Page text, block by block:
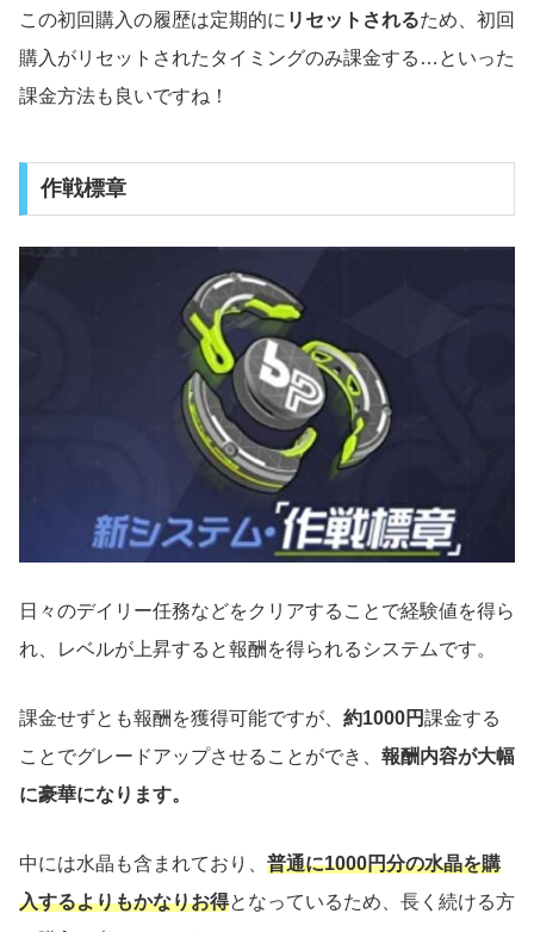
この初回購入の履歴は定期的に リセットされるため、初回
購入がリセットされたタイミングのみ課金する…といった
課金方法も良いですね！
作戦標章
日々のデイリー任務などをクリアすることで経験値を得ら
れ、レベルが上昇すると報酬を得られるシステムです。
課金せずとも報酬を獲得可能ですが、 約1000円課金する
ことでグレードアップさせることができ、 報酬内容が大幅
に豪華になります。
中には水晶も含まれており、 普通に1000円分の水晶を購
入するよりもかなりお得となっているため、長く続ける方